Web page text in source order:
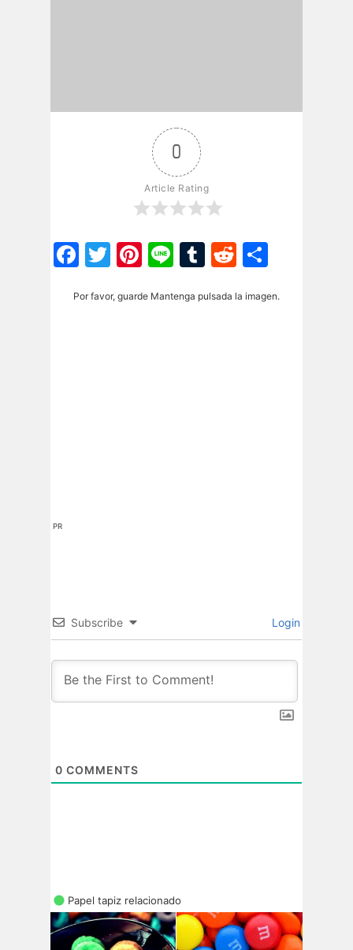
0
Article Rating
Facebook
Twitter
Pinterest
LineTumblr
Reddit
Por favor, guarde Mantenga pulsada la imagen.
PR
Subscribe Login
0 COMMENTS
Papel tapiz relacionado